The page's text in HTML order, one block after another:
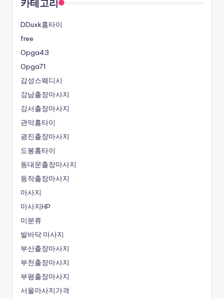
카테고리
DDuxk홈타이
free
Opga43
Opga71
감성스웨디시
강남출장마사지
강서출장마사지
관악홈타이
광진출장마사지
도봉홈타이
동대문출장마사지
동작출장마사지
마사지
마사지HP
미분류
발바닥 마사지
부산출장마사지
부천출장마사지
부평출장마사지
서울마사지가격